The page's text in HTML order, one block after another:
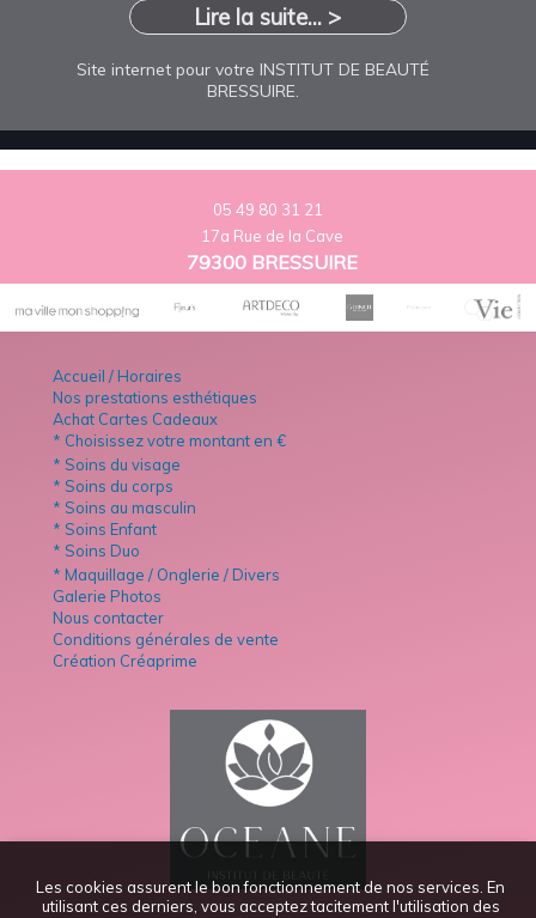
Les cookies assurent le bon fonctionnement de nos services. En
utilisant ces derniers, vous acceptez tacitement l'utilisation des
Lire la suite... >
Site internet pour votre INSTITUT DE BEAUTÉ
BRESSUIRE.
05 49 80 31 21
17a Rue de la Cave
79300 BRESSUIRE
Accueil / Horaires
Nos prestations esthétiques
Achat Cartes Cadeaux
* Choisissez votre montant en €
* Soins du visage
* Soins du corps
* Soins au masculin
* Soins Enfant
* Soins Duo
* Maquillage / Onglerie / Divers
Galerie Photos
Nous contacter
Conditions générales de vente
Création Créaprime